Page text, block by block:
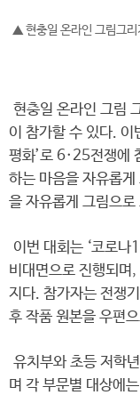
▲ 현충일 온라인 그림그
현충일 온라인 그림
이 참가할 수 있다. 이
평화’로 6·25전쟁에
하는 마음을 자유롭
을 자유롭게 그림으
이번 대회는 ‘코로나
비대면으로 진행되
지다. 참가자는 전쟁
후 작품 원본을 우편
유치부와 초등 저학
며 각 부문별 대상에